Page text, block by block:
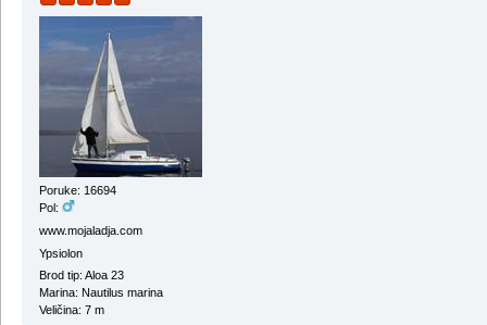
Poruke: 16694
Pol:
www.mojaladja.com
Ypsiolon
Brod tip: Aloa 23
Marina: Nautilus marina
Veličina: 7 m